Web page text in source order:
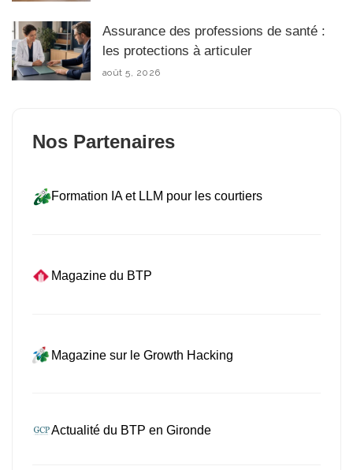
Assurance des professions de santé :
les protections à articuler
août 5, 2026
Nos Partenaires
Formation IA et LLM pour les courtiers
Magazine du BTP
Magazine sur le Growth Hacking
Actualité du BTP en Gironde